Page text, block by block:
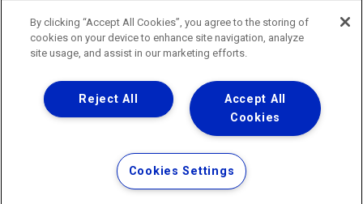
By clicking “Accept All Cookies”, you agree to the storing of
cookies on your device to enhance site navigation, analyze
site usage, and assist in our marketing efforts.
Accept All
Cookies
Reject All
Cookies Settings